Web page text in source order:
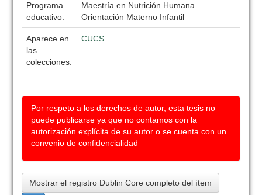
Programa
educativo:
Maestría en Nutrición Humana
Orientación Materno Infantil
Aparece en
las
colecciones:
CUCS
Por respeto a los derechos de autor, esta tesis no
puede publicarse ya que no contamos con la
autorización explícita de su autor o se cuenta con un
convenio de confidencialidad
Mostrar el registro Dublin Core completo del ítem